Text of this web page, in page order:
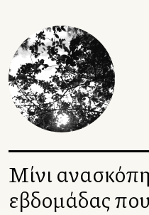
Μίνι
εβδομάδας